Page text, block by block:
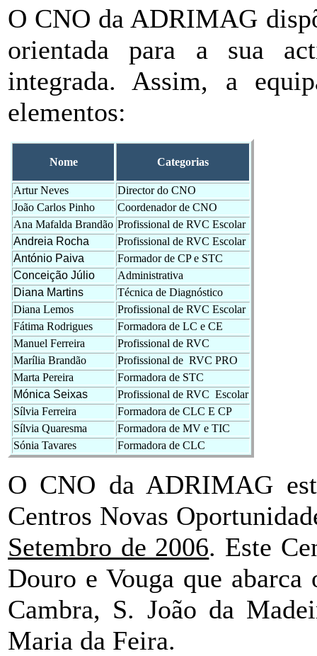
O CNO da ADRIMAG
orientada para a sua
integrada. Assim, a
elementos:
Nome Categorias
Artur Neves
Director do CNO
João Carlos Pinho
Coordenador de CNO
Ana Mafalda Brandão Profissional de RVC Escolar
Andreia Rocha
Profissional de RVC Escolar
António Paiva
Formador de CP e STC
Conceição Júlio
Administrativa
Diana Martins
Técnica de Diagnóstico
Diana Lemos
Profissional de RVC Escolar
Fátima Rodrigues
Formadora de LC e CE
Manuel Ferreira
Profissional de RVC
Marília Brandão
Profissional de RVC PRO
Marta Pereira
Formadora de STC
Mónica Seixas
Profissional de RVC Escolar
Sílvia Ferreira
Formadora de CLC E CP
Sílvia Quaresma
Formadora de MV e TIC
Sónia Tavares
Formadora de CLC
O CNO da ADRIMAG
Centros Novas
Setembro de 2006. Este
Douro e Vouga que
Cambra, S. João da
Maria da Feira.